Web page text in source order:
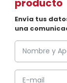
Envía tus
una